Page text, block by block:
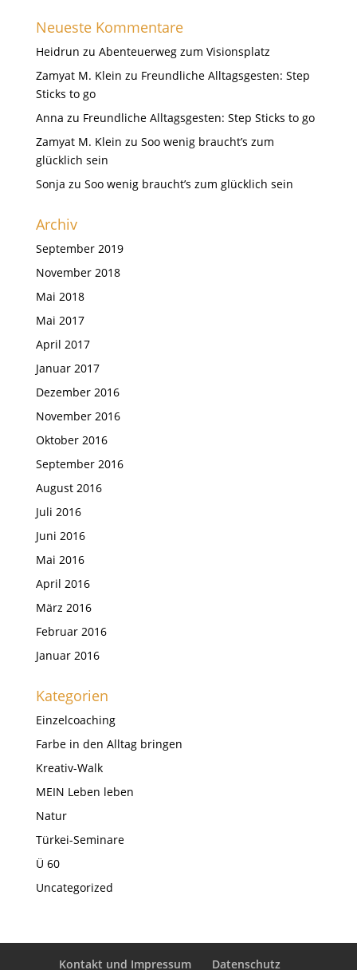
Neueste Kommentare
Heidrun zu Abenteuerweg zum Visionsplatz
Zamyat M. Klein zu Freundliche Alltagsgesten: Step
Sticks to go
Anna zu Freundliche Alltagsgesten: Step Sticks to go
Zamyat M. Klein zu Soo wenig braucht’s zum
glücklich sein
Sonja zu Soo wenig braucht’s zum glücklich sein
Archiv
September 2019
November 2018
Mai 2018
Mai 2017
April 2017
Januar 2017
Dezember 2016
November 2016
Oktober 2016
September 2016
August 2016
Juli 2016
Juni 2016
Mai 2016
April 2016
März 2016
Februar 2016
Januar 2016
Kategorien
Einzelcoaching
Farbe in den Alltag bringen
Kreativ-Walk
MEIN Leben leben
Natur
Türkei-Seminare
Ü 60
Uncategorized
Kontakt und Impressum Datenschutz